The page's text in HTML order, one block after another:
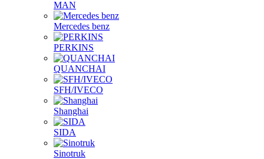
Kubota
MAN
Mercedes benz
PERKINS
QUANCHAI
SFH/IVECO
Shanghai